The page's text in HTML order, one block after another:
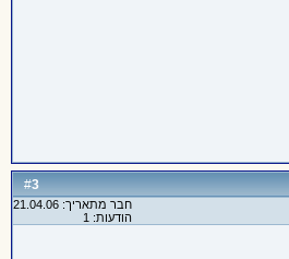
#
3
חבר מתאריך: 21.04.06
הודעות: 1